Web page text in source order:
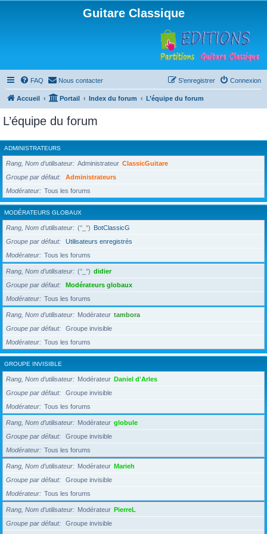
Guitare Classique
FAQ Nous contacter Connexion
S’enregistrer
Accueil Portail Index du forum L’équipe du forum
L’équipe du forum
ADMINISTRATEURS
Rang, Nom d’utilisateur Administrateur ClassicGuitare
Groupe par défaut
Administrateurs
Modérateur
Tous les forums
MODÉRATEURS GLOBAUX
Rang, Nom d’utilisateur (°_°) BotClassicG
Groupe par défaut
Utilisateurs enregistrés
Modérateur
Tous les forums
Rang, Nom d’utilisateur (°_°) didier
Groupe par défaut
Modérateurs globaux
Modérateur
Tous les forums
Rang, Nom d’utilisateur Modérateur tambora
Groupe par défaut
Groupe invisible
Modérateur
Tous les forums
GROUPE INVISIBLE
Rang, Nom d’utilisateur Modérateur Daniel d'Arles
Groupe par défaut
Groupe invisible
Modérateur
Tous les forums
Rang, Nom d’utilisateur Modérateur globule
Groupe par défaut
Groupe invisible
Modérateur
Tous les forums
Rang, Nom d’utilisateur Modérateur Marieh
Groupe par défaut
Groupe invisible
Modérateur
Tous les forums
Rang, Nom d’utilisateur Modérateur PierreL
Groupe par défaut
Groupe invisible